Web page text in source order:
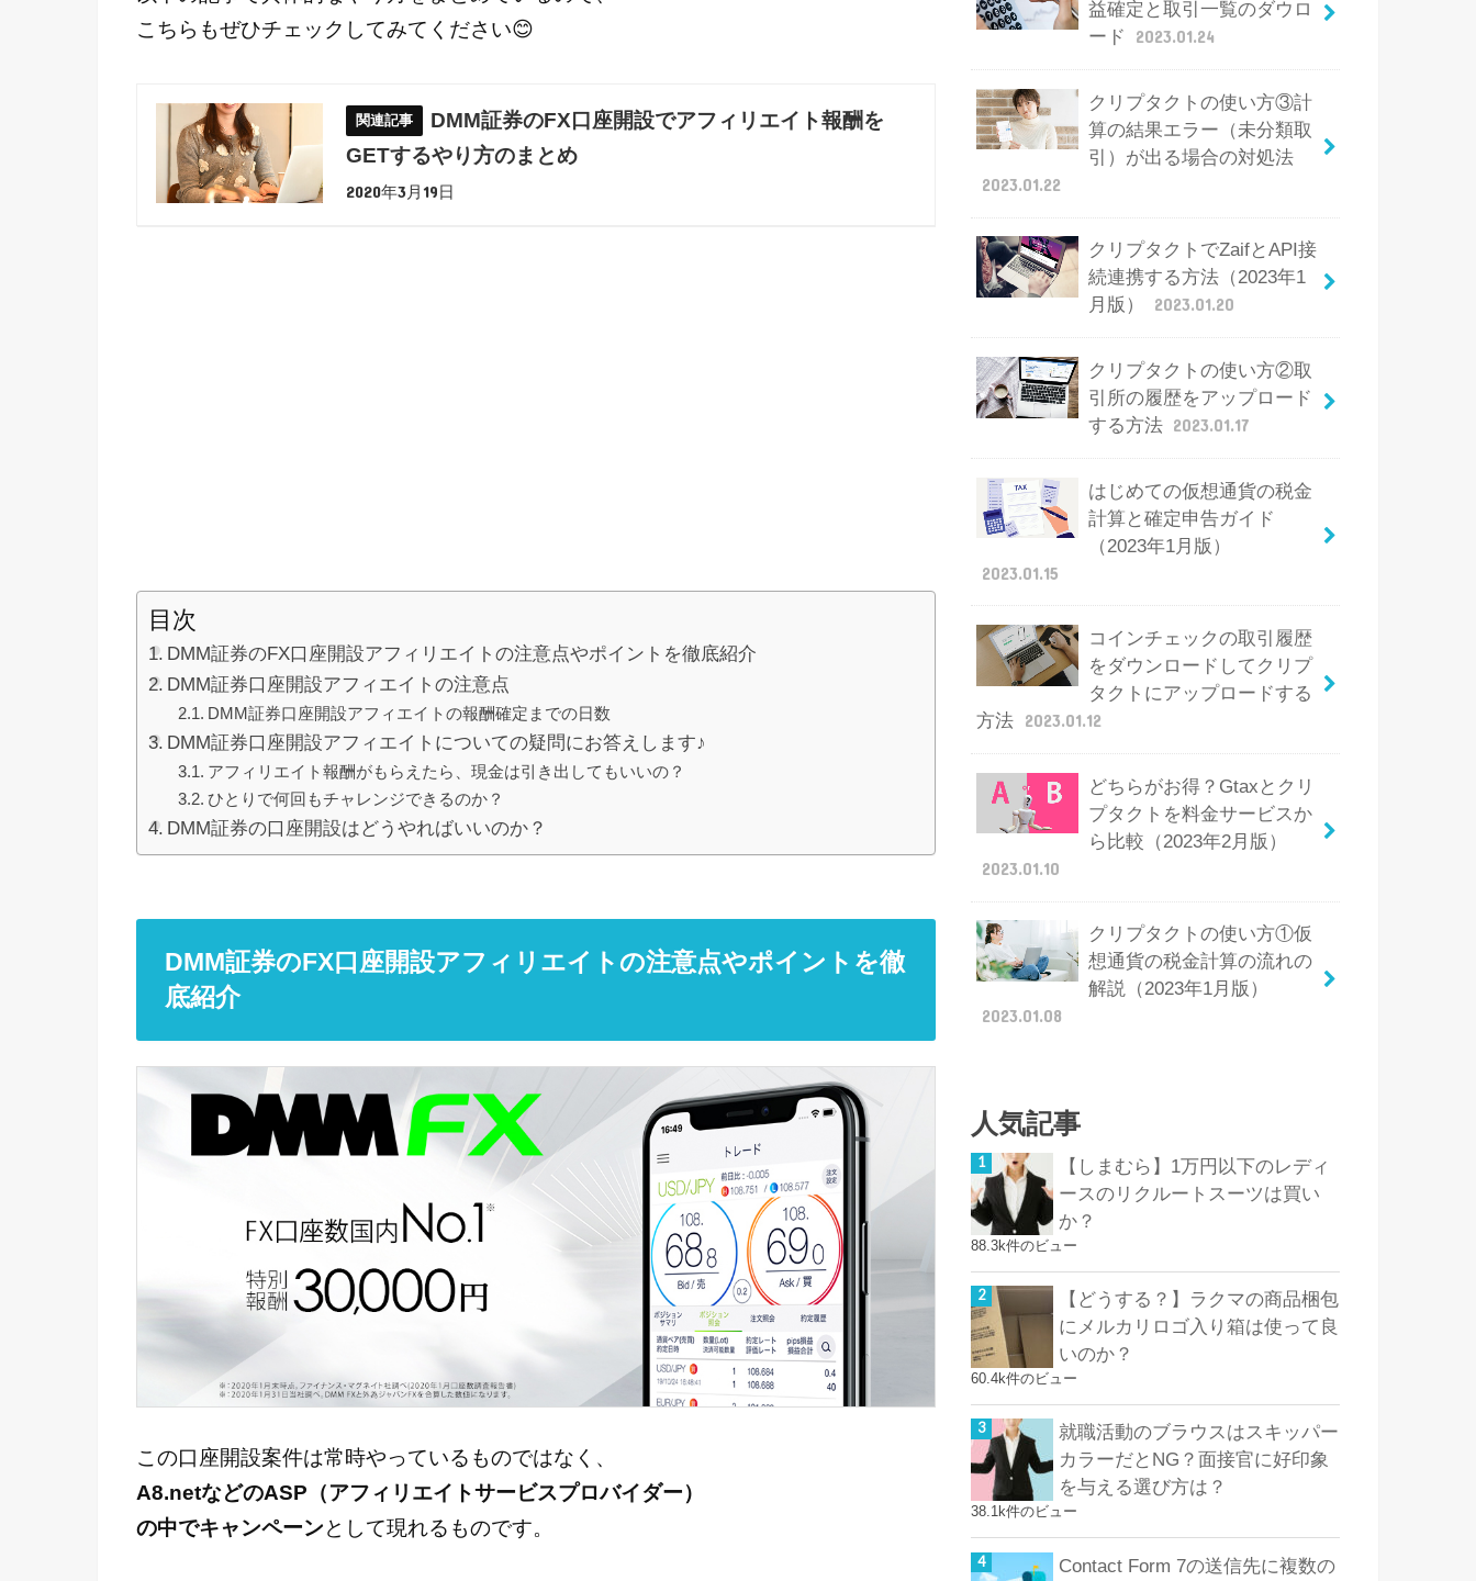
こちらもぜひチェックしてみてください😊
DMM証券のFX口座開設でアフィリエイト報酬を
GETするやり方のまとめ
2020年3月19日
目次
DMM証券のFX口座開設アフィリエイトの注意点やポイントを徹底紹介
DMM証券口座開設アフィエイトの注意点
DMM証券口座開設アフィエイトの報酬確定までの日数
DMM証券口座開設アフィエイトについての疑問にお答えします♪
アフィリエイト報酬がもらえたら、現金は引き出してもいいの？
ひとりで何回もチャレンジできるのか？
DMM証券の口座開設はどうやればいいのか？
DMM証券のFX口座開設アフィリエイトの注意点やポイントを徹
底紹介
この口座開設案件は常時やっているものではなく、
A8.netなどのASP（アフィリエイトサービスプロバイダー）
の中でキャンペーンとして現れるものです。
益確定と取引一覧のダウロ
ード
2023.01.24
クリプタクトの使い方③計
算の結果エラー（未分類取
引）が出る場合の対処法
2023.01.22
クリプタクトでZaifとAPI接
続連携する方法（2023年1
月版）
2023.01.20
クリプタクトの使い方②取
引所の履歴をアップロード
する方法 2023.01.17
はじめての仮想通貨の税金
計算と確定申告ガイド
（2023年1月版）
2023.01.15
コインチェックの取引履歴
をダウンロードしてクリプ
タクトにアップロードする
方法
2023.01.12
どちらがお得？Gtaxとクリ
プタクトを料金サービスか
ら比較（2023年2月版）
2023.01.10
クリプタクトの使い方①仮
想通貨の税金計算の流れの
解説（2023年1月版）
2023.01.08
人気記事
【しまむら】1万円以下のレディ
ースのリクルートスーツは買い
か？
88.3k件のビュー
【どうする？】ラクマの商品梱包
にメルカリロゴ入り箱は使って良
いのか？
60.4k件のビュー
就職活動のブラウスはスキッパー
カラーだとNG？面接官に好印象
を与える選び方は？
38.1k件のビュー
Contact Form 7の送信先に複数の